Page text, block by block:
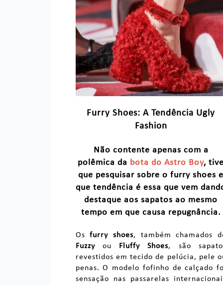
Furry Shoes: A Tendência Ugly
Fashion
Não contente apenas com a
polêmica da bota do Astro Boy,
que pesquisar sobre o furry shoes
que tendência é essa que vem
destaque aos sapatos ao mesmo
tempo em que causa repugnância.
Osfurry shoes, também chamados
Fuzzyou Fluffy Shoes, são
revestidos em tecido de pelúcia, pele
penas. O modelo fofinho de calçado
sensação nas passarelas